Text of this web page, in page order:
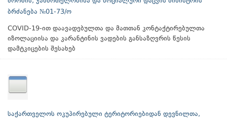
ბრძანება №01-73/ო
COVID-19-ით დაავადებულთა და მათთან კონტაქტირებულთა
იზოლაციისა და კარანტინის ვადების განსაზღვრის წესის
დამტკიცების შესახებ
საქართველოს ოკუპირებული ტერიტორიებიდან დევნილთა,